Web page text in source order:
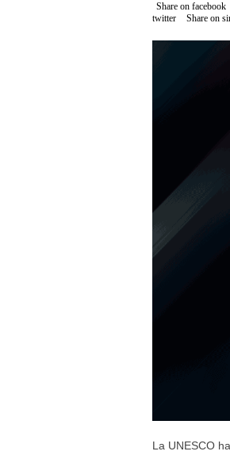
Share on facebook
twitter
Share on
La UNESCO